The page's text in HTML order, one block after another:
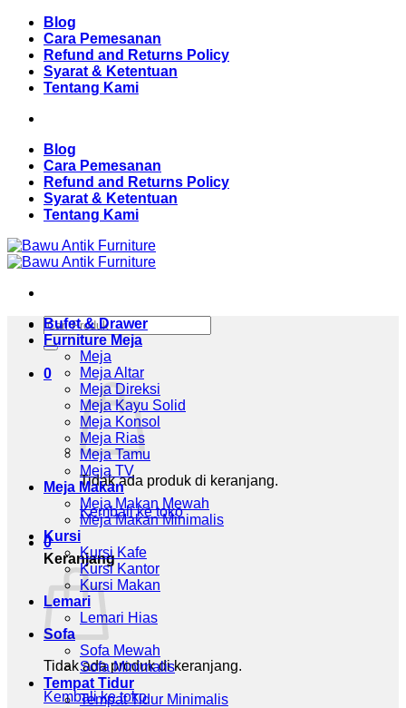
Skip
content
Blog
Cara Pemesanan
Refund and Returns Policy
Syarat & Ketentuan
Tentang Kami
Blog
Cara Pemesanan
Refund and Returns Policy
Syarat & Ketentuan
Tentang Kami
Pencarian
untuk:
0
Tidak ada produk di keranjang.
Kembali ke toko
0
Keranjang
Tidak ada produk di keranjang.
Kembali ke toko
Bufet & Drawer
Furniture Meja
Meja
Meja Altar
Meja Direksi
Meja Kayu Solid
Meja Konsol
Meja Rias
Meja Tamu
Meja TV
Meja Makan
Meja Makan Mewah
Meja Makan Minimalis
Kursi
Kursi Kafe
Kursi Kantor
Kursi Makan
Lemari
Lemari Hias
Sofa
Sofa Mewah
Sofa Minimalis
Tempat Tidur
Tempat Tidur Minimalis